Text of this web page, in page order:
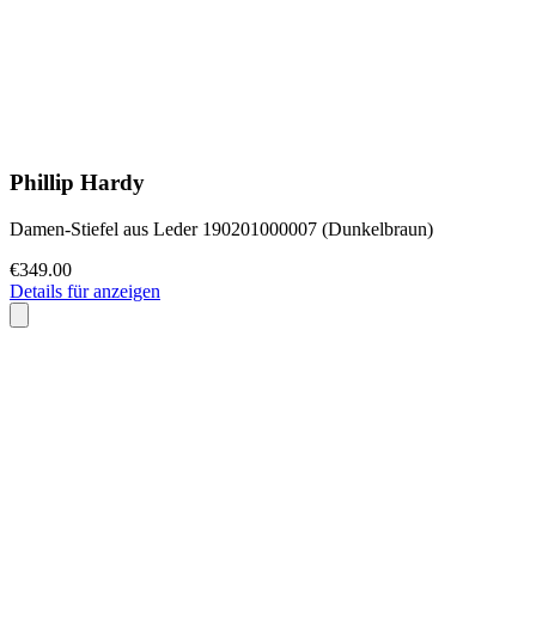
Phillip Hardy
Damen-Stiefel aus Leder 190201000007 (Dunkelbraun)
€349.00
Details für anzeigen